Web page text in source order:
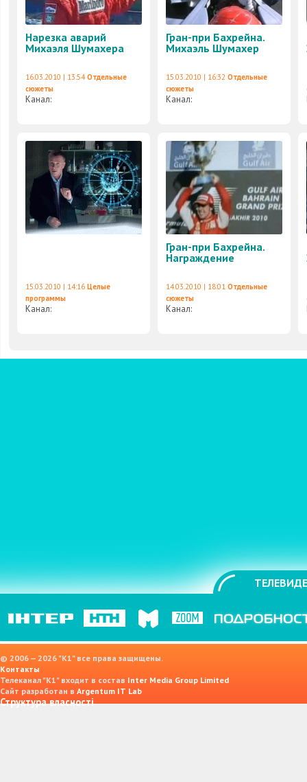
Нарезка аварий
Михаэля Шумахера
16.03.2010 | 13:54 Отдельные
сюжеты
Канал:
Гран-при Бахрейна.
Михаэль Шумахер
15.03.2010 | 16:32 Отдельные
сюжеты
Канал:
15.03.2010 | 14:16 Целые
программы
Канал:
Гран-при Бахрейна.
Награждение
14.03.2010 | 18:01 Отдельные
сюжеты
Канал:
© 2006 — 2026 "K1" все права защищены.
Контакты
Телеканал "К1" входит в состав Inter Media Group Limited
Сайт разработан в Argentum IT Lab
Структура власності